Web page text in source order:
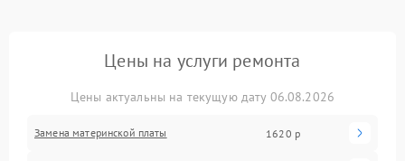
Цены на услуги ремонта
Цены актуальны на текущую дату 06.08.2026
Замена материнской платы 1620 р